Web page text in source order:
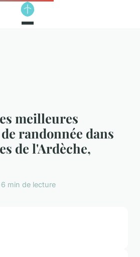
meilleures
randonnée dans
de l'Ardèche,
6 min de lecture